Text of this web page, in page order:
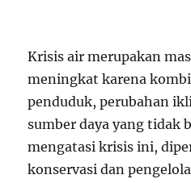
Krisis air merupakan
meningkat karena
penduduk, perubahan
sumber daya yang tidak
mengatasi krisis ini,
konservasi dan